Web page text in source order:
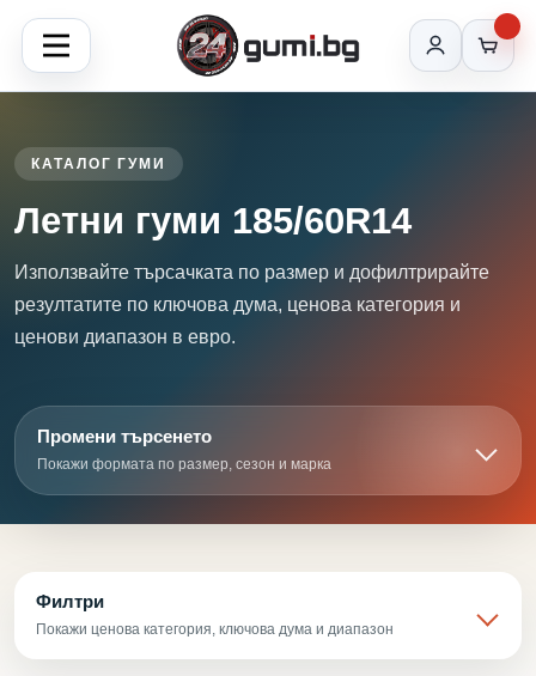
КАТАЛОГ ГУМИ
Летни гуми 185/60R14
Използвайте търсачката по размер и дофилтрирайте
резултатите по ключова дума, ценова категория и
ценови диапазон в евро.
Промени търсенето
Покажи формата по размер, сезон и марка
Филтри
Покажи ценова категория, ключова дума и диапазон